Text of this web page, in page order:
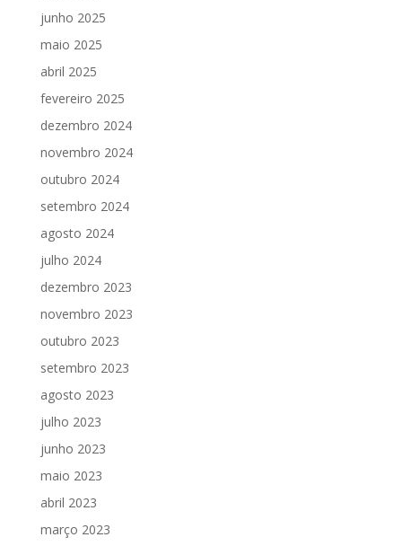
junho 2025
maio 2025
abril 2025
fevereiro 2025
dezembro 2024
novembro 2024
outubro 2024
setembro 2024
agosto 2024
julho 2024
dezembro 2023
novembro 2023
outubro 2023
setembro 2023
agosto 2023
julho 2023
junho 2023
maio 2023
abril 2023
março 2023